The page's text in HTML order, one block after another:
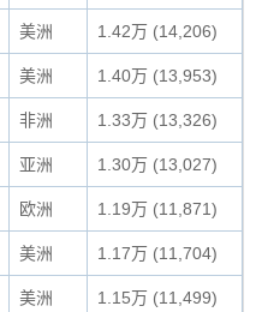
美洲 1.42万 (14,206)
美洲 1.40万 (13,953)
非洲 1.33万 (13,326)
亚洲 1.30万 (13,027)
欧洲 1.19万 (11,871)
美洲 1.17万 (11,704)
美洲 1.15万 (11,499)